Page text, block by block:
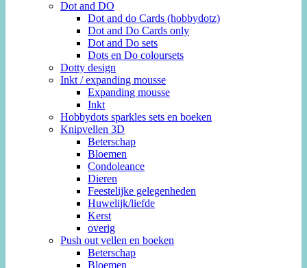
Dot and DO
Dot and do Cards (hobbydotz)
Dot and Do Cards only
Dot and Do sets
Dots en Do coloursets
Dotty design
Inkt / expanding mousse
Expanding mousse
Inkt
Hobbydots sparkles sets en boeken
Knipvellen 3D
Beterschap
Bloemen
Condoleance
Dieren
Feestelijke gelegenheden
Huwelijk/liefde
Kerst
overig
Push out vellen en boeken
Beterschap
Bloemen